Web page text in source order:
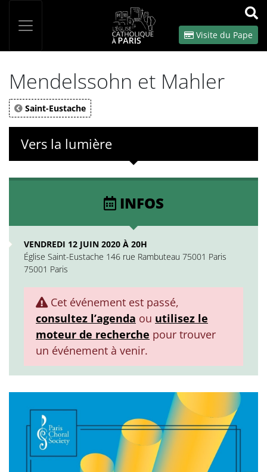
OK
Visite du Pape
Mendelssohn et Mahler
Saint-Eustache
Vers la lumière
INFOS
VENDREDI 12 JUIN 2020 À 20H
Église Saint-Eustache 146 rue Rambuteau 75001 Paris
75001 Paris
Cet événement est passé,
consultez l’agenda ou utilisez le
moteur de recherche pour trouver
un événement à venir.
Panneau de gestion des cookies